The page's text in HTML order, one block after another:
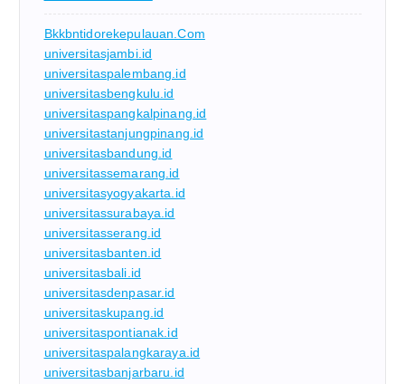
Bkkbntidorekepulauan.com
universitasjambi.id
universitaspalembang.id
universitasbengkulu.id
universitaspangkalpinang.id
universitastanjungpinang.id
universitasbandung.id
universitassemarang.id
universitasyogyakarta.id
universitassurabaya.id
universitasserang.id
universitasbanten.id
universitasbali.id
universitasdenpasar.id
universitaskupang.id
universitaspontianak.id
universitaspalangkaraya.id
universitasbanjarbaru.id